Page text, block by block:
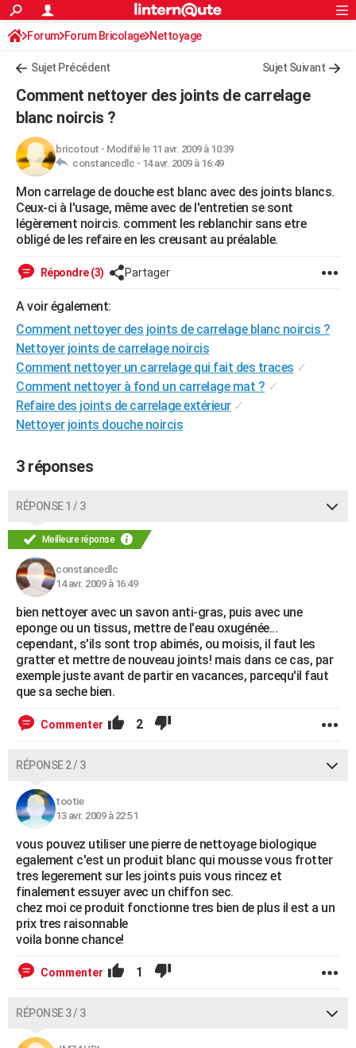
ACTUALITÉS
Politique
Société
Faits Divers
Education
Monde
Villes
+
Programme TV
TNTStreaming
Cinéma
Sorties cinéma
Musique
+FINANCE
Retraite
Impôts
Epargne
Immobilier
Risques naturels par ville
Banque
Assurance
Crédit
AUTO
Essais
Réserver un essai
Citadines
Berlines
SUV
Forum auto
HIGH-TECH
Mobiles
Meilleur smartphone
Internet
Ordinateurs
Jeux vidéo
Guide high-tech
+BRICOLAGE
Forum
Aménagement intérieur
Extérieur
Cuisine
Salle de bains
Jardinage
Rangement
WEEK-END
Guides de France
Escapades
Patrimoine
Expositions
Musées
Week-end nature
LIFESTYLE
Art de vivre
Bien-être
Loisirs
Mode
Modes de vie
SANTE
Alimentation
Guide de la santé
Maladies
Médicaments
Sommeil
VOYAGE
Destinations
City break
Voyage nature
Voyage de noces
Forum
Climat
+PHOTO
GUIDES D'ACHAT
CARTE DE VOEUX
Carte de Noël
Carte Bonne année
Carte Saint-Valentin
Carte Pâques
Carte d'anniversaire
DICTIONNAIRE
Dictionnaire
Biographies
Citations
Expressions
Proverbes
PROGRAMME TV
COPAINS D'AVANT
S'inscrire
Se connecter
Lycées
Collèges
Primaires
Universités
Entreprises
Service militaire
Avis de recherche
AVIS DE DÉCÈS
FORUM
Bricolage
Lifestyle
Culture
Sport
Auto
Television
Voyage
Cinema
S'inscrire
Connexion
Forum Forum Bricolage Nettoyage
Sujet Précédent Sujet Suivant
Comment nettoyer des joints de carrelage
blanc noircis ?
bricotout - Modifié le 11 avr. 2009 à 10:39
constancedlc - 14 avr. 2009 à 16:49
Mon carrelage de douche est blanc avec des joints blancs.
Ceux-ci à l'usage, même avec de l'entretien se sont
légèrement noircis. comment les reblanchir sans etre
obligé de les refaire en les creusant au préalable.
Répondre (3) Partager
A voir également:
Comment nettoyer des joints de carrelage blanc noircis ?
Nettoyer joints de carrelage noircis
Comment nettoyer un carrelage qui fait des traces ✓
Comment nettoyer à fond un carrelage mat ? ✓
Refaire des joints de carrelage extérieur ✓
Nettoyer joints douche noircis
3 réponses
RÉPONSE 1 / 3
Meilleure réponse
constancedlc
14 avr. 2009 à 16:49
bien nettoyer avec un savon anti-gras, puis avec une
eponge ou un tissus, mettre de l'eau oxugénée...
cependant, s'ils sont trop abimés, ou moisis, il faut les
gratter et mettre de nouveau joints! mais dans ce cas, par
exemple juste avant de partir en vacances, parcequ'il faut
que sa seche bien.
Commenter 2
RÉPONSE 2 / 3
tootie
13 avr. 2009 à 22:51
vous pouvez utiliser une pierre de nettoyage biologique
egalement c'est un produit blanc qui mousse vous frotter
tres legerement sur les joints puis vous rincez et
finalement essuyer avec un chiffon sec.
chez moi ce produit fonctionne tres bien de plus il est a un
prix tres raisonnable
voila bonne chance!
Commenter 1
RÉPONSE 3 / 3